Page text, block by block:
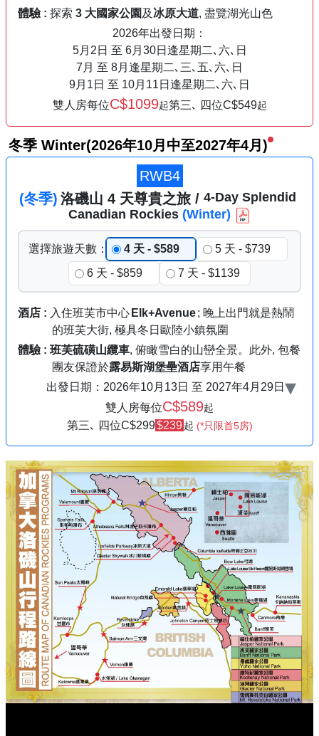
體驗 : 探索 3 大國家公園 及 冰原大道, 盡覽湖光山色
2026年出發日期：
5月2日 至 6月30日 逢星期二､六､日
7月 至 8月 逢星期二､三､五､六､日
9月1日 至 10月11日 逢星期二､六､日
雙人房每位C$1099起第三､ 四位C$549起
冬季 Winter(2026年10月中至2027年4月)
RWB4
(冬季) 洛磯山 4 天尊貴之旅 / 4-Day Splendid
Canadian Rockies (Winter)
選擇旅遊天數 ： 4 天 - $589
5 天 - $739
6 天 - $859
7 天 - $1139
酒店 : 入住班芙市中心 Elk+Avenue; 晚上出門就是熱鬧
的班芙大街, 極具冬日歐陸小鎮氛圍
體驗 : 班芙硫磺山纜車, 俯瞰雪白的山巒全景。此外, 包餐
團友保證於露易斯湖堡壘酒店享用午餐
出發日期： 2026年10月13日 至 2027年4月29日 ▾
雙人房每位C$589起
第三､ 四位C$299$239 起 (*只限首5房)